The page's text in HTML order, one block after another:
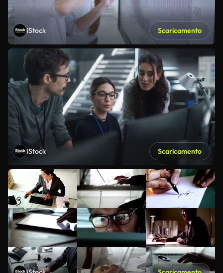
iStock Scaricamento
iStock Scaricamento